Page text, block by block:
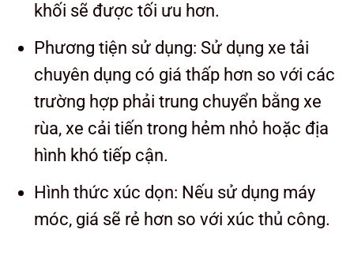
khối sẽ được tối ưu hơn.
Phương tiện sử dụng: Sử dụng xe tải
chuyên dụng có giá thấp hơn so với các
trường hợp phải trung chuyển bằng xe
rùa, xe cải tiến trong hẻm nhỏ hoặc địa
hình khó tiếp cận.
Hình thức xúc dọn: Nếu sử dụng máy
móc, giá sẽ rẻ hơn so với xúc thủ công.